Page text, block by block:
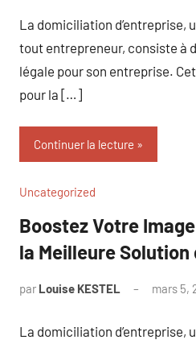
La domiciliation d’entreprise,
tout entrepreneur, consiste à
légale pour son entreprise.
pour la […]
Continuer la lecture
Uncategorized
Boostez Votre
la Meilleure
par Louise KESTEL mars 5,
La domiciliation d’entreprise,